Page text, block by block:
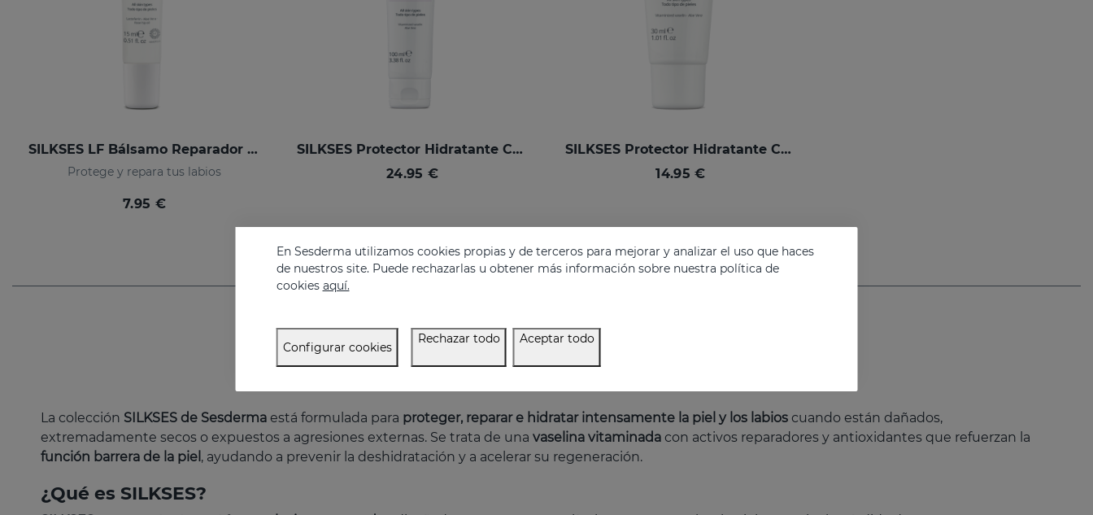
SILKSES LF Bálsamo Reparador Nariz Y Labios
Protege y repara tus labios
7.95 €
SILKSES Protector Hidratante Cutáneo 100 Ml
24.95 €
SILKSES Protector Hidratante Cutáneo 30 Ml
14.95 €
La colección SILKSES de Sesderma está formulada para proteger, reparar e hidratar intensamente la piel y los labios cuando están dañados,
extremadamente secos o expuestos a agresiones externas. Se trata de una vaselina vitaminada con activos reparadores y antioxidantes que refuerzan la
función barrera de la piel , ayudando a prevenir la deshidratación y a acelerar su regeneración.
¿Qué es SILKSES?
En Sesderma utilizamos cookies propias y de terceros para mejorar y analizar el uso que haces
de nuestros site. Puede rechazarlas u obtener más información sobre nuestra política de
cookies aquí.
Configurar cookies
Rechazar todo Aceptar todo